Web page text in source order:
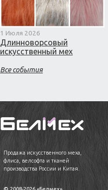
1 Июля 2026
Длинноворсовый
искусственный мех
Все события
Продажа искусственного меха,
флиса, велсофта и тканей
производства России и Китая.